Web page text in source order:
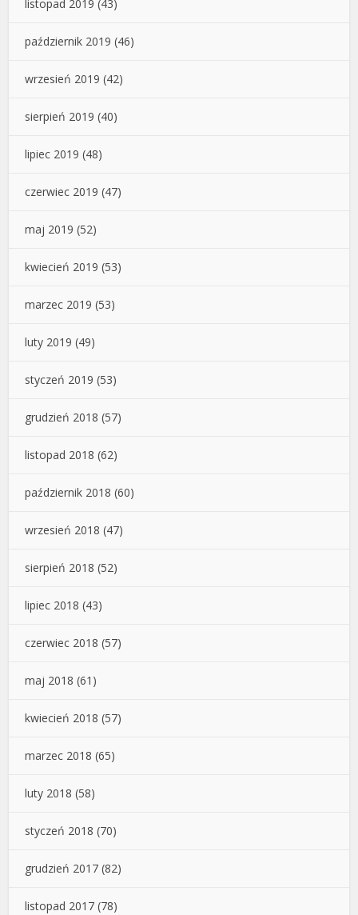
listopad 2019 (43)
październik 2019 (46)
wrzesień 2019 (42)
sierpień 2019 (40)
lipiec 2019 (48)
czerwiec 2019 (47)
maj 2019 (52)
kwiecień 2019 (53)
marzec 2019 (53)
luty 2019 (49)
styczeń 2019 (53)
grudzień 2018 (57)
listopad 2018 (62)
październik 2018 (60)
wrzesień 2018 (47)
sierpień 2018 (52)
lipiec 2018 (43)
czerwiec 2018 (57)
maj 2018 (61)
kwiecień 2018 (57)
marzec 2018 (65)
luty 2018 (58)
styczeń 2018 (70)
grudzień 2017 (82)
listopad 2017 (78)